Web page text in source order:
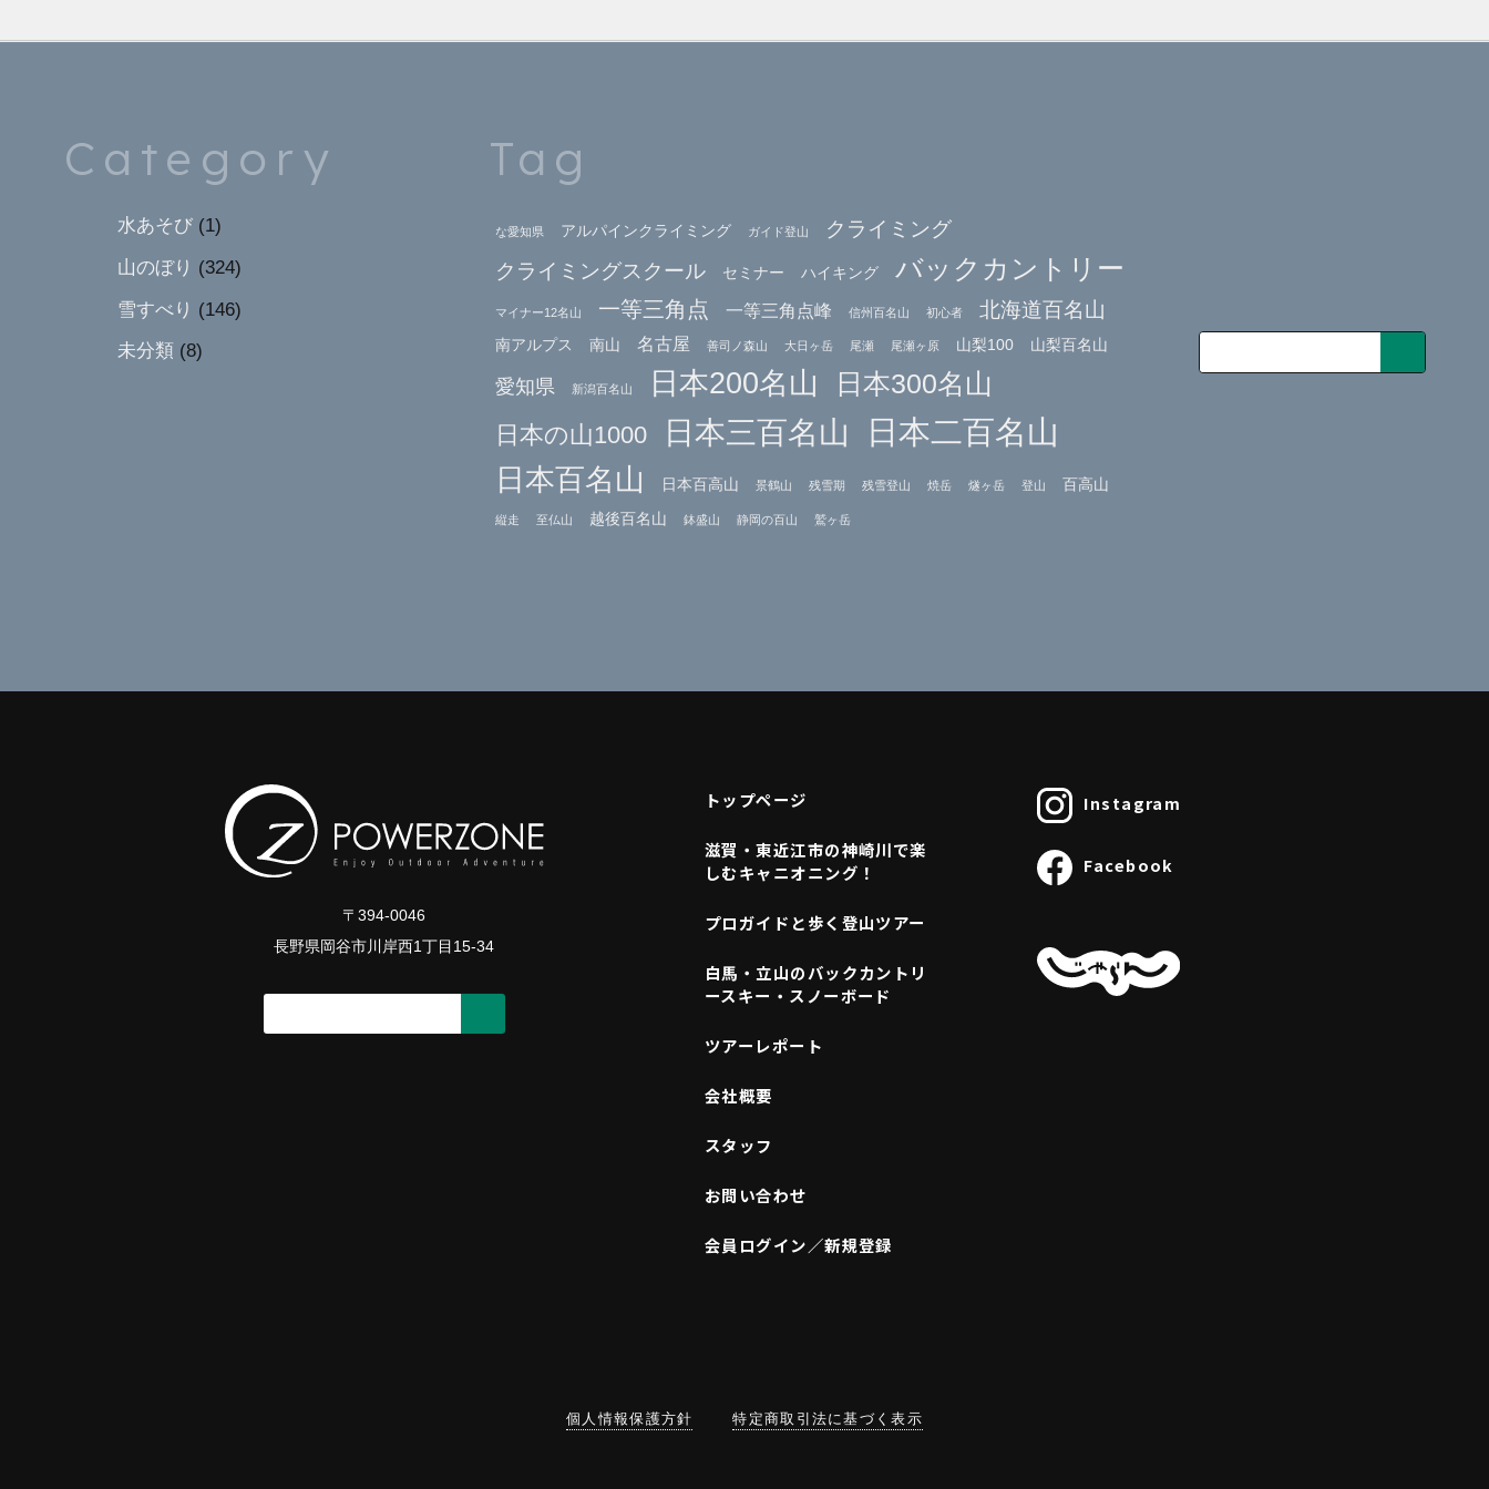
Category
水あそび (1)
山のぼり (324)
雪すべり (146)
未分類 (8)
Tag
な愛知県 アルパインクライミング ガイド登山
クライミング
クライミングスクール
セミナー ハイキング バックカントリー
マイナー12名山 一等三角点 一等三角点峰 信州百名山 初心者 北海道百名山
南アルプス 南山 名古屋 善司ノ森山 大日ヶ岳 尾瀬 尾瀬ヶ原 山梨100 山梨百名山
愛知県 新潟百名山 日本200名山 日本300名山
日本の山1000 日本三百名山 日本二百名山
日本百名山 日本百高山 景鶴山 残雪期 残雪登山 焼岳 燧ヶ岳 登山 百高山
縦走 至仏山 越後百名山 鉢盛山 静岡の百山 鷲ヶ岳
トップページ
滋賀・東近江市の神崎川で楽
しむキャニオニング！
プロガイドと歩く登山ツアー
白馬・立山のバックカントリ
ースキー・スノーボード
ツアーレポート
会社概要
スタッフ
お問い合わせ
会員ログイン／新規登録
〒394-0046
長野県岡谷市川岸西1丁目15-34
Instagram
Facebook
個人情報保護方針 特定商取引法に基づく表示